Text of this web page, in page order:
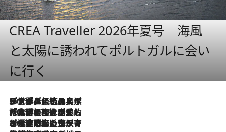
CREA Traveller 2026年夏号 海風
と太陽に誘われてポルトガルに会い
に行く
2026.8.8
リスボンの絶品スイーツ「パステル・デ・ナタ」とは？ポルトガル伝統の奥深い世界へ
2026.7.27
「私の祖国はポルトガル語です」国民的詩人フェルナンド・ペソアと、彼が愛した文学の街を歩く
2026.7.26
ポルトガル近海が育む極上の海の幸。キリリと冷えた白ワインと愉しむ、シーフード専門店の贅沢